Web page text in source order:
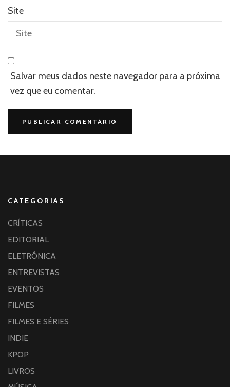
Site
Salvar meus dados neste navegador para a próxima
vez que eu comentar.
CATEGORIAS
CRÍTICAS
EDITORIAL
ELETRÔNICA
ENTREVISTAS
EVENTOS
FILMES
FILMES E SÉRIES
INDIE
KPOP
LIVROS